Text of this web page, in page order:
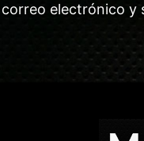
electrónico